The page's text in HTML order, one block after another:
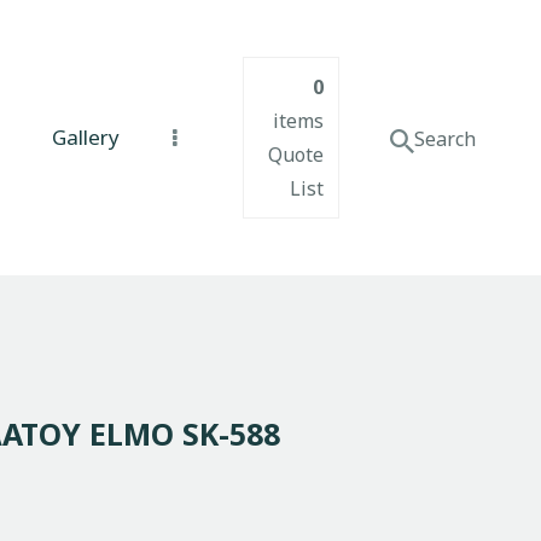
Gallery
0
items
Quote
List
ELMO SK-588